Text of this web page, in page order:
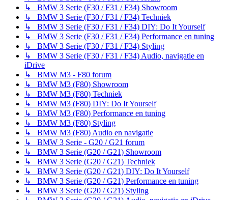
↳ BMW 3 Serie (F30 / F31 / F34) Showroom
↳ BMW 3 Serie (F30 / F31 / F34) Techniek
↳ BMW 3 Serie (F30 / F31 / F34) DIY: Do It Yourself
↳ BMW 3 Serie (F30 / F31 / F34) Performance en tuning
↳ BMW 3 Serie (F30 / F31 / F34) Styling
↳ BMW 3 Serie (F30 / F31 / F34) Audio, navigatie en
iDrive
↳ BMW M3 - F80 forum
↳ BMW M3 (F80) Showroom
↳ BMW M3 (F80) Techniek
↳ BMW M3 (F80) DIY: Do It Yourself
↳ BMW M3 (F80) Performance en tuning
↳ BMW M3 (F80) Styling
↳ BMW M3 (F80) Audio en navigatie
↳ BMW 3 Serie - G20 / G21 forum
↳ BMW 3 Serie (G20 / G21) Showroom
↳ BMW 3 Serie (G20 / G21) Techniek
↳ BMW 3 Serie (G20 / G21) DIY: Do It Yourself
↳ BMW 3 Serie (G20 / G21) Performance en tuning
↳ BMW 3 Serie (G20 / G21) Styling